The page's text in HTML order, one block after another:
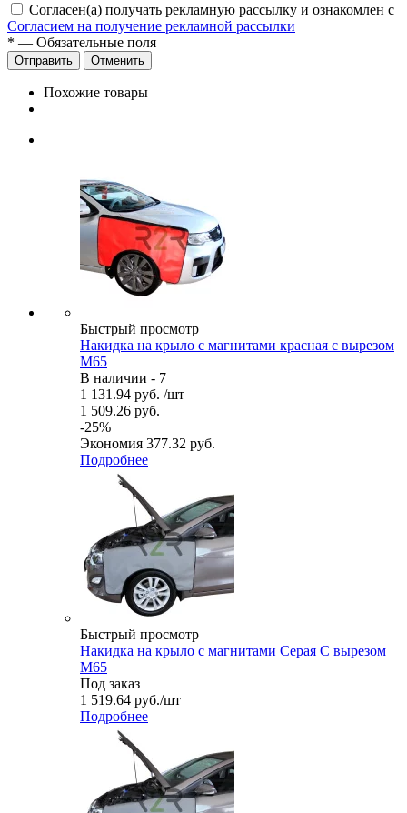
Согласен(а) получать рекламную рассылку и ознакомлен с
Согласием на получение рекламной рассылки
* — Обязательные поля
Отменить
Похожие товары
Быстрый просмотр
Накидка на крыло с магнитами красная с вырезом
М65
В наличии - 7
1 131.94 руб. /шт
1 509.26 руб.
-25%
Экономия 377.32 руб.
Подробнее
Быстрый просмотр
Накидка на крыло с магнитами Серая С вырезом
M65
Под заказ
1 519.64 руб./шт
Подробнее